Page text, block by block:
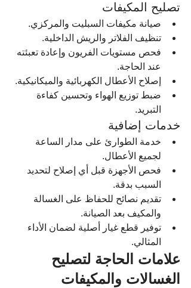
تصليح المكيفات
صيانة مكيفات السبليت والمركزي.
تنظيف الفلاتر والريش الداخلية.
فحص مستويات الفريون وإعادة تعبئته
عند الحاجة.
إصلاح الأعطال الكهربائية والميكانيكية.
ضبط توزيع الهواء وتحسين كفاءة
التبريد.
خدمات إضافية
خدمة الطوارئ على مدار الساعة
لجميع الأعطال.
فحص الأجهزة قبل أي إصلاح لتحديد
السبب بدقة.
تقديم نصائح للحفاظ على الغسالة
والمكيف بعد الصيانة.
توفير قطع غيار أصلية لضمان الأداء
المثالي.
علامات الحاجة لتصليح
الغسالات والمكيفات